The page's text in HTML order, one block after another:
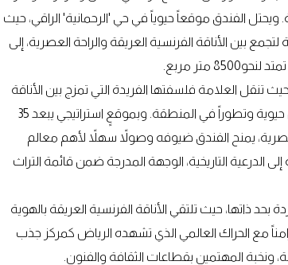
الفندق موقعاً حيوياً في حي 'الرحمانية' الراقي، حيث
غرفة وجناحاً صُممت بدقة لتجمع بين الأناقة الفرنسية العريقة والراحة العصرية، إلى
متر مربع.
تنقل العلامة فلسفتها الفريدة التي تمزج بين الأناقة
الفرنسية والإلهام الثقافي المحلي إلى قلب الرياض، إحدى أكثر المدن حيوية وتطوراً في المنطقة. وبموقعٍ استراتيجي يبعد 35
يمنح الفندق ضيوفه وصولاً سهلاً لأهم معالم
الدرعية التاريخية، الوجهة المدرجة ضمن قائمة التراث
حيث تلتقي الأناقة الفرنسية العريقة بالهوية
مع الحراك العالمي الذي تشهده الرياض كمركز جذب
ونخبة المهتمين بقطاعات الثقافة والفنون.